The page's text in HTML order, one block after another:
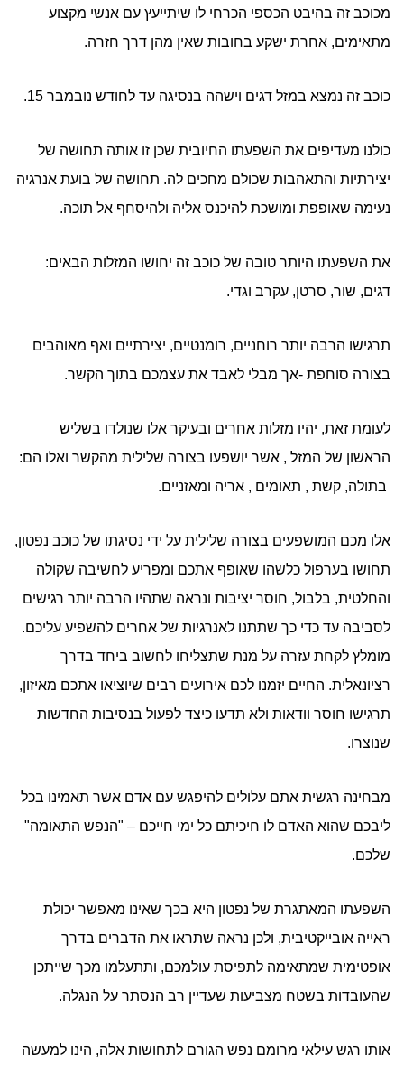
מכוכב זה בהיבט הכספי הכרחי לו שיתייעץ עם אנשי מקצוע
מתאימים, אחרת ישקע בחובות שאין מהן דרך חזרה.
כוכב זה נמצא במזל דגים וישהה בנסיגה עד לחודש נובמבר 15.
כולנו מעדיפים את השפעתו החיובית שכן זו אותה תחושה של
יצירתיות והתאהבות שכולם מחכים לה. תחושה של בועת אנרגיה
נעימה שאופפת ומושכת להיכנס אליה ולהיסחף אל תוכה.
את השפעתו היותר טובה של כוכב זה יחושו המזלות הבאים:
דגים, שור, סרטן, עקרב וגדי.
תרגישו הרבה יותר רוחניים, רומנטיים, יצירתיים ואף מאוהבים
בצורה סוחפת -אך מבלי לאבד את עצמכם בתוך הקשר.
לעומת זאת, יהיו מזלות אחרים ובעיקר אלו שנולדו בשליש
הראשון של המזל , אשר יושפעו בצורה שלילית מהקשר ואלו הם:
בתולה, קשת , תאומים , אריה ומאזניים.
אלו מכם המושפעים בצורה שלילית על ידי נסיגתו של כוכב נפטון,
תחושו בערפול כלשהו שאופף אתכם ומפריע לחשיבה שקולה
והחלטית, בלבול, חוסר יציבות ונראה שתהיו הרבה יותר רגישים
לסביבה עד כדי כך שתתנו לאנרגיות של אחרים להשפיע עליכם.
מומלץ לקחת עזרה על מנת שתצליחו לחשוב ביחד בדרך
רציונאלית. החיים יזמנו לכם אירועים רבים שיוציאו אתכם מאיזון,
תרגישו חוסר וודאות ולא תדעו כיצד לפעול בנסיבות החדשות
שנוצרו.
מבחינה רגשית אתם עלולים להיפגש עם אדם אשר תאמינו בכל
ליבכם שהוא האדם לו חיכיתם כל ימי חייכם – "הנפש התאומה"
שלכם.
השפעתו המאתגרת של נפטון היא בכך שאינו מאפשר יכולת
ראייה אובייקטיבית, ולכן נראה שתראו את הדברים בדרך
אופטימית שמתאימה לתפיסת עולמכם, ותתעלמו מכך שייתכן
שהעובדות בשטח מצביעות שעדיין רב הנסתר על הנגלה.
אותו רגש עילאי מרומם נפש הגורם לתחושות אלה, הינו למעשה